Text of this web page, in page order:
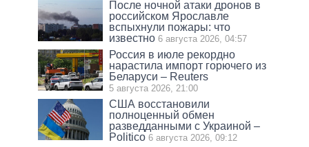
После ночной атаки дронов в
российском Ярославле
вспыхнули пожары: что
известно 6 августа 2026, 04:57
Россия в июле рекордно
нарастила импорт горючего из
Беларуси – Reuters
5 августа 2026, 21:00
США восстановили
полноценный обмен
разведданными с Украиной –
Politico 6 августа 2026, 09:12